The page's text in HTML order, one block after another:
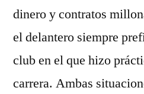
dinero y contratos
el delantero siempre
club en el que hizo
carrera. Ambas